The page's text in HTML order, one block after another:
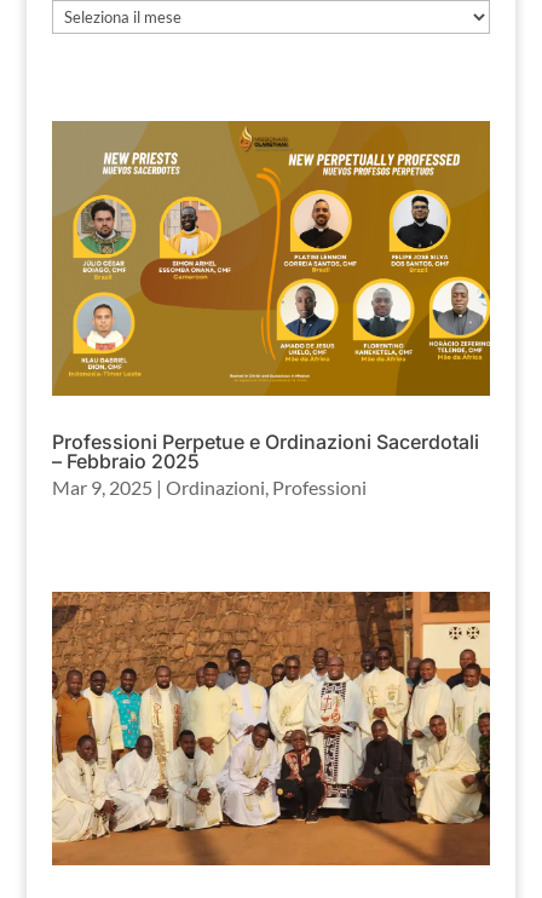
Archivio
Professioni Perpetue e Ordinazioni Sacerdotali
– Febbraio 2025
Mar 9, 2025 | Ordinazioni Professioni